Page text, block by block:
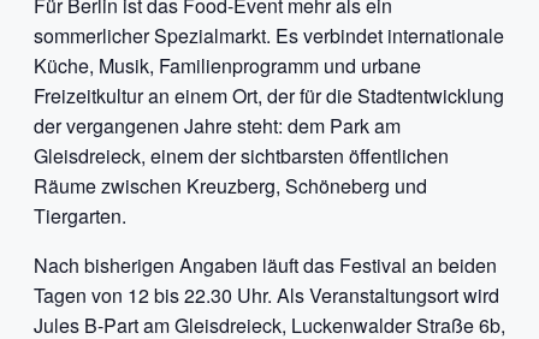
Für Berlin ist das Food-Event mehr als ein
sommerlicher Spezialmarkt. Es verbindet internationale
Küche, Musik, Familienprogramm und urbane
Freizeitkultur an einem Ort, der für die Stadtentwicklung
der vergangenen Jahre steht: dem Park am
Gleisdreieck, einem der sichtbarsten öffentlichen
Räume zwischen Kreuzberg, Schöneberg und
Tiergarten.
Nach bisherigen Angaben läuft das Festival an beiden
Tagen von 12 bis 22.30 Uhr. Als Veranstaltungsort wird
Jules B-Part am Gleisdreieck, Luckenwalder Straße 6b,